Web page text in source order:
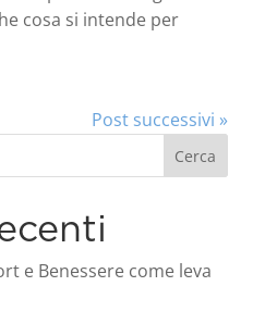
cosa si intende per
Post successivi »
Cerca
e Benessere come leva